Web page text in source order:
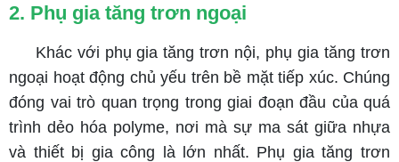
2. Phụ gia tăng trơn ngoại
Khác với phụ gia tăng trơn nội, phụ gia tăng trơn
ngoại hoạt động chủ yếu trên bề mặt tiếp xúc. Chúng
đóng vai trò quan trọng trong giai đoạn đầu của quá
trình dẻo hóa polyme, nơi mà sự ma sát giữa nhựa
và thiết bị gia công là lớn nhất. Phụ gia tăng trơn